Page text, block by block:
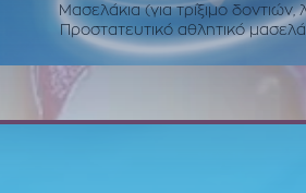
Μασελάκια (για τρίξιμο δοντιών,
Προστατευτικό αθλητικό